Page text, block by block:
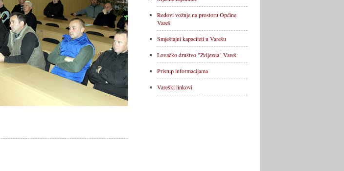
Redovi vožnje na prostoru Općine
Vareš
Smještajni kapaciteti u Varešu
Lovačko društvo "Zvijezda" Vareš
Pristup informacijama
Vareški linkovi